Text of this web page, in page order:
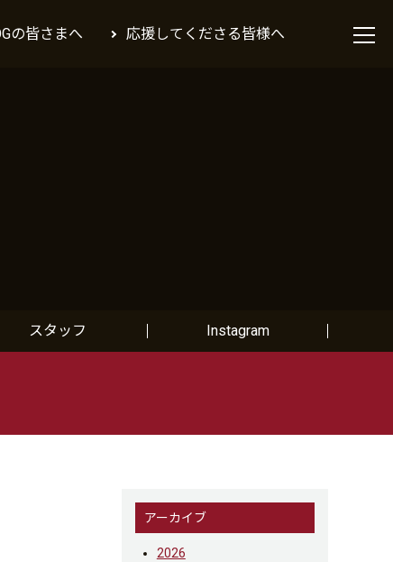
の皆さまへ 応援してくださる皆様へ
スタッフ Instagram
アーカイブ
2026